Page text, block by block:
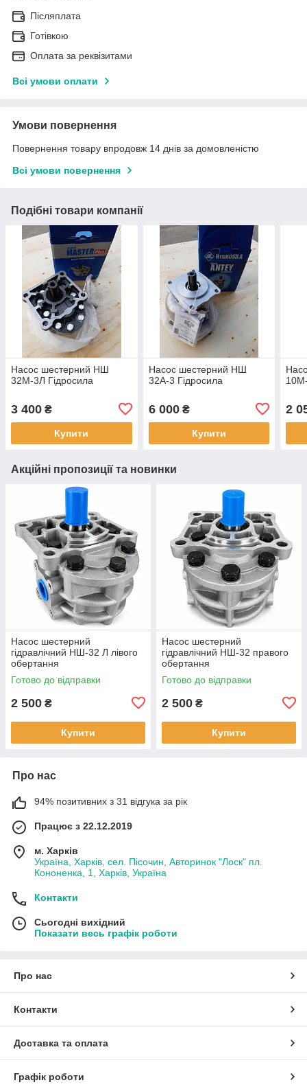
Післяплата
Готівкою
Оплата за реквізитами
Всі умови оплати
Умови повернення
Повернення товару впродовж 14 днів за домовленістю
Всі умови повернення
Подібні товари компанії
Насос шестерний НШ
32М-3Л Гідросила
3 400 ₴
Купити
Насос шестерний НШ
32А-3 Гідросила
6 000₴
Купити
2
Акційні пропозиції та новинки
Насос шестерний
гідравлічний НШ-32 Л лівого
обертання
Готово до відправки
2 500 ₴
Купити
Насос шестерний
гідравлічний НШ-32 правого
обертання
Готово до відправки
2 500 ₴
Купити
Про нас
94% позитивних з 31 відгука за рік
Працює з 22.12.2019
м. Харків
Україна, Харків, сел. Пісочин, Авторинок "Лоск" пл.
Кононенка, 1, Харків, Україна
Контакти
Сьогодні вихідний
Показати весь графік роботи
Про нас
Контакти
Доставка та оплата
Графік роботи